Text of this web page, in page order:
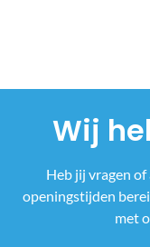
Wij
Heb jij vragen
openingstijden
met